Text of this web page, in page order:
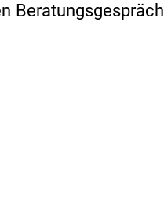
Beratungsgespräch